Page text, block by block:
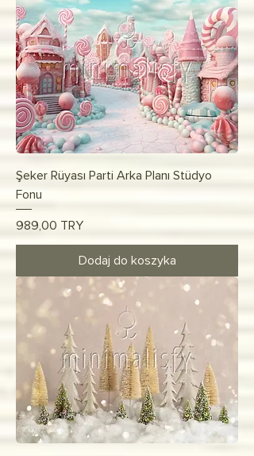
Şeker Rüyası Parti Arka Planı Stüdyo
Fonu
Cena
989,00 TRY
Dodaj do koszyka